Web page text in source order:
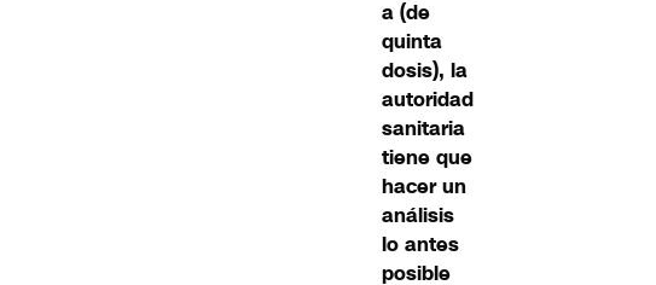
a (de
quinta
dosis), la
autoridad
sanitaria
tiene que
hacer un
análisis
lo antes
posible